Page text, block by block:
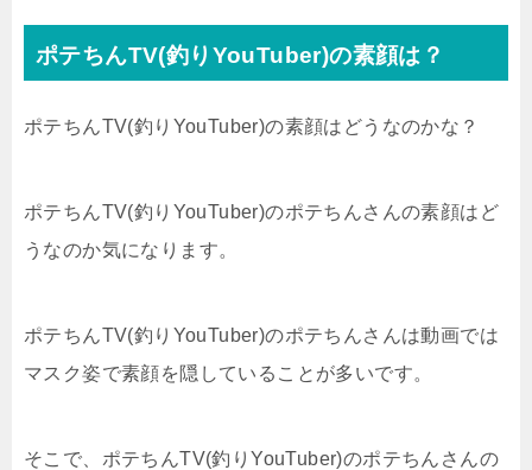
ポテちんTV(釣りYouTuber)の素顔は？
ポテちんTV(釣りYouTuber)の素顔はどうなのかな？
ポテちんTV(釣りYouTuber)のポテちんさんの素顔はど
うなのか気になります。
ポテちんTV(釣りYouTuber)のポテちんさんは動画では
マスク姿で素顔を隠していることが多いです。
そこで、ポテちんTV(釣りYouTuber)のポテちんさんの